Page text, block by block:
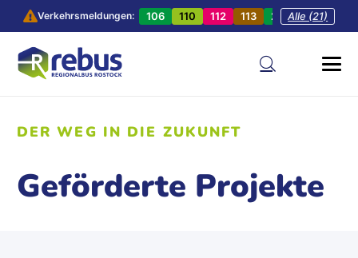
Verkehrsmeldungen: 106 110 112 113 201 202
Alle (21)
DER WEG IN DIE ZUKUNFT
Geförderte Projekte